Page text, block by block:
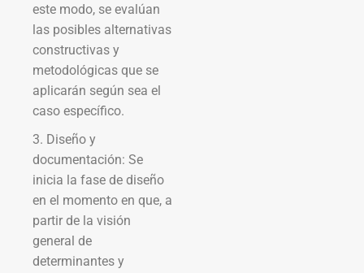
este modo, se evalúan
las posibles alternativas
constructivas y
metodológicas que se
aplicarán según sea el
caso específico.
3. Diseño y
documentación: Se
inicia la fase de diseño
en el momento en que, a
partir de la visión
general de
determinantes y